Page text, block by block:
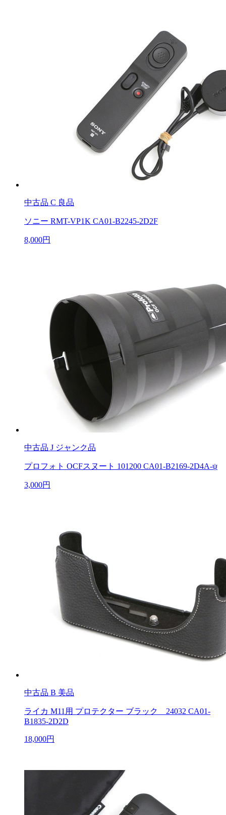
中古品 C 良品
ソニー RMT-VP1K CA01-B2245-2D2F
8,000円
中古品 J ジャンク品
プロフォト OCFスヌート 101200 CA01-B2169-2D4A-ψ
3,000円
中古品 B 美品
ライカ M11用 プロテクター ブラック 24032 CA01-
B1835-2D2D
18,000円